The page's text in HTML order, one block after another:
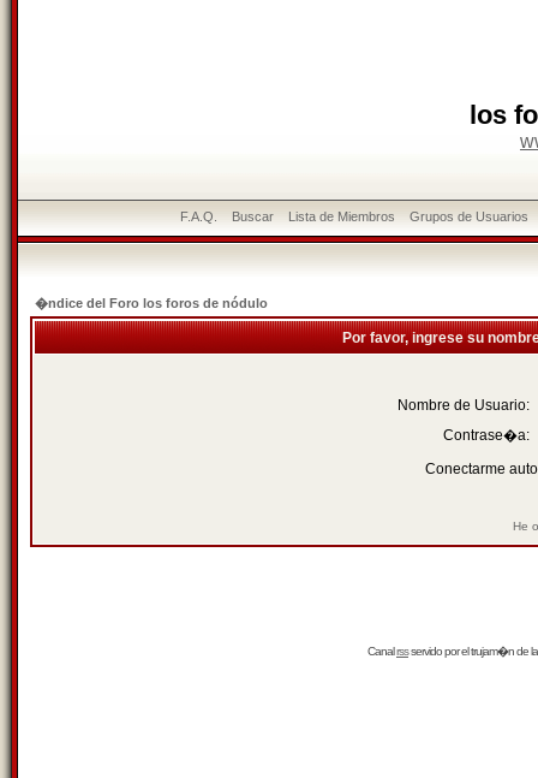
los
F.A.Q. Buscar Lista de Miembros Grupos de Usuarios
�ndice del Foro los foros de nódulo
Por favor, ingrese su
Nombre de Usuario:
Contrase�a:
Conectarme
He
Canalrssservido por eltrujam�nde